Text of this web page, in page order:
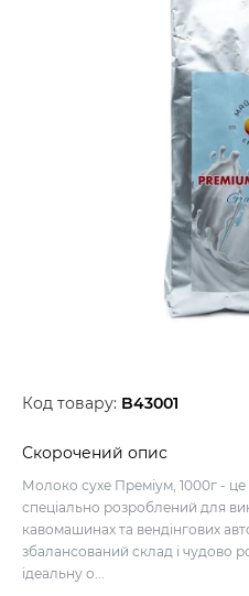
Код товару: B43001
Скорочений опис
Молоко сухе Преміум, 1000г - це
спеціально розроблений для
кавомашинах та вендінгових
збалансований склад і чудово
ідеальну о...